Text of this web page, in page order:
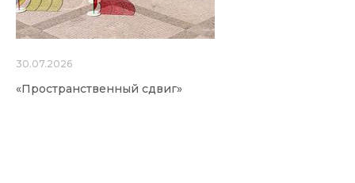
30.07.2026
«Пространственный сдвиг»